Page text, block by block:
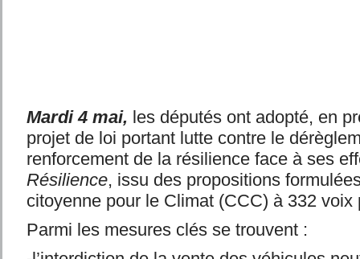
Mardi 4 mai, les députés ont adopté, en
projet de loi portant lutte contre le
renforcement de la résilience face à ses
Résilience, issu des propositions
citoyenne pour le Climat (CCC) à 332 voix
Parmi les mesures clés se trouvent :